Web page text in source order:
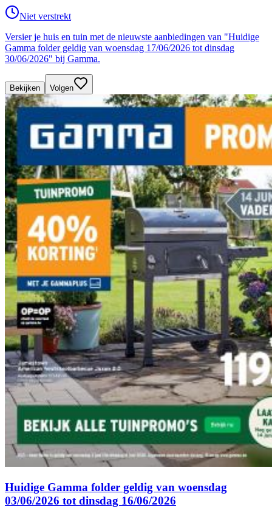
Niet verstrekt
Versier je huis en tuin met de nieuwste aanbiedingen van "Huidige
Gamma folder geldig van woensdag 17/06/2026 tot dinsdag
30/06/2026" bij Gamma.
Bekijken Volgen
Huidige Gamma folder geldig van woensdag
03/06/2026 tot dinsdag 16/06/2026